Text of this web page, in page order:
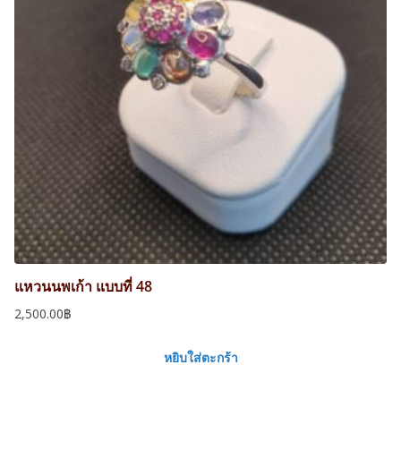
แหวนนพเก้า แบบที่ 48
2,500.00฿
หยิบใส่ตะกร้า